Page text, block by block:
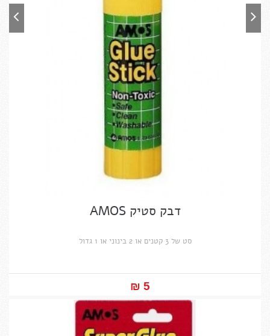
דבק סטיק AMOS
סט של 3 קטנים או 2 בינוני או 1 גדול
5 ₪‎